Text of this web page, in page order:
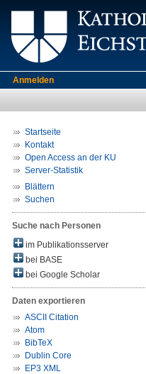
Anmelden
Startseite
Kontakt
Open Access an der KU
Server-Statistik
Blättern
Suchen
Suche nach Personen
im Publikationsserver
bei BASE
bei Google Scholar
Daten exportieren
ASCII Citation
Atom
BibTeX
Dublin Core
EP3 XML